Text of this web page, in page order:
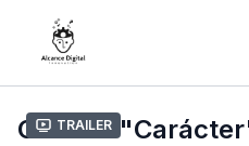
Trailer
Clase 4